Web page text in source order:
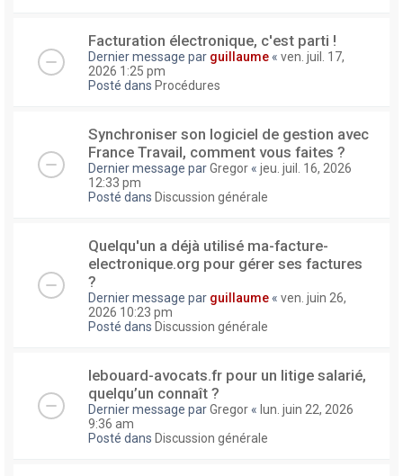
Facturation électronique, c'est parti !
Dernier message par guillaume « ven. juil. 17,
2026 1:25 pm
Posté dans Procédures
Synchroniser son logiciel de gestion avec
France Travail, comment vous faites ?
Dernier message parGregor « jeu. juil. 16, 2026
12:33 pm
Posté dans Discussion générale
Quelqu'un a déjà utilisé ma-facture-
electronique.org pour gérer ses factures
?
Dernier message par guillaume « ven. juin 26,
2026 10:23 pm
Posté dans Discussion générale
lebouard-avocats.fr pour un litige salarié,
quelqu’un connaît ?
Dernier message parGregor « lun. juin 22, 2026
9:36 am
Posté dans Discussion générale